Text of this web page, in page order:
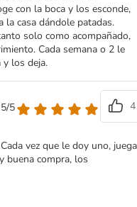
con la boca y los esconde,
la casa dándole patadas.
solo como acompañado,
Cada semana o 2 le
los deja.
5
4
vez que le doy uno, juega
buena compra, los